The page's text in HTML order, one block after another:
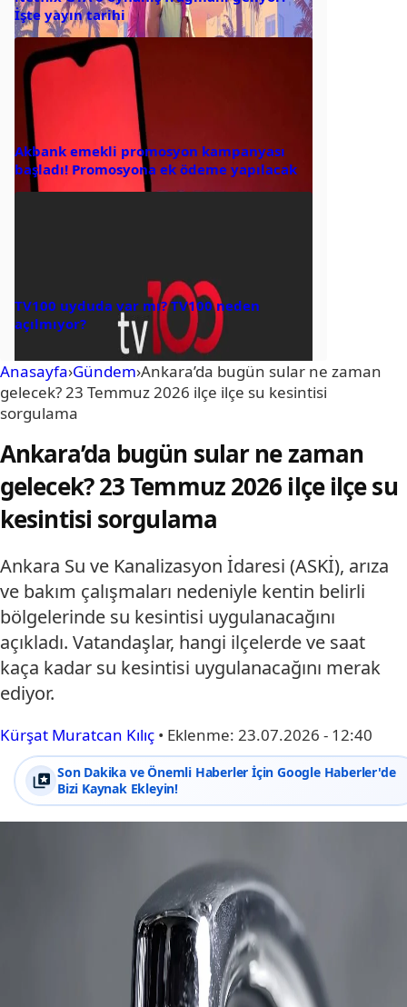
İşte yayın tarihi
Akbank emekli promosyon kampanyası
başladı! Promosyona ek ödeme yapılacak
TV100 uyduda var mı? TV100 neden
açılmıyor?
Anasayfa›Gündem›Ankara’da bugün sular ne zaman
gelecek? 23 Temmuz 2026 ilçe ilçe su kesintisi
sorgulama
Ankara’da bugün sular ne zaman
gelecek? 23 Temmuz 2026 ilçe ilçe su
kesintisi sorgulama
Ankara Su ve Kanalizasyon İdaresi (ASKİ), arıza
ve bakım çalışmaları nedeniyle kentin belirli
bölgelerinde su kesintisi uygulanacağını
açıkladı. Vatandaşlar, hangi ilçelerde ve saat
kaça kadar su kesintisi uygulanacağını merak
ediyor.
Kürşat Muratcan Kılıç • Eklenme: 23.07.2026 - 12:40
Son Dakika ve Önemli Haberler İçin Google Haberler'de
Bizi Kaynak Ekleyin!